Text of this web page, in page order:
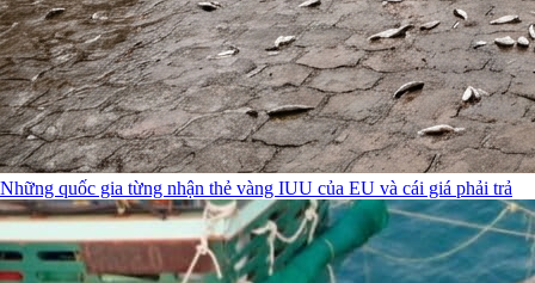
Những quốc gia từng nhận thẻ vàng IUU của EU và cái giá phải trả